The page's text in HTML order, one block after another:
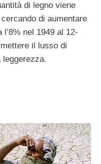
di legno viene
di aumentare
nel 1949 al 12-
il lusso di